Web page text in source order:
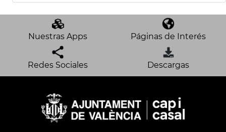
Nuestras Apps Páginas de Interés
Redes Sociales Descargas